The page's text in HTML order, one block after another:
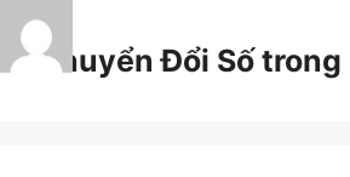
Chuyển
đến
nội
Chuyển Đổi Số trong